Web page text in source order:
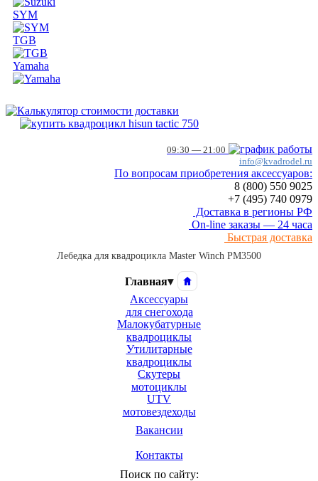
SYM
TGB
Yamaha
09:30 — 21:00
info@kvadrodel.ru
По вопросам приобретения аксессуаров:
8 (800) 550 9025
+7 (495) 740 0979
Доставка в регионы РФ
On-line заказы — 24 часа
Быстрая доставка
Лебедка для квадроцикла Master Winch PM3500
Главная▾
Аксессуары
для снегохода
Малокубатурные
квадроциклы
Утилитарные
квадроциклы
Скутеры
мотоциклы
UTV
мотовездеходы
Вакансии
Контакты
Поиск по сайту: